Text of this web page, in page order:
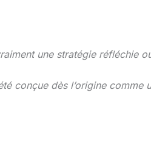
une stratégie réfléchie
conçue dès l’origine comme